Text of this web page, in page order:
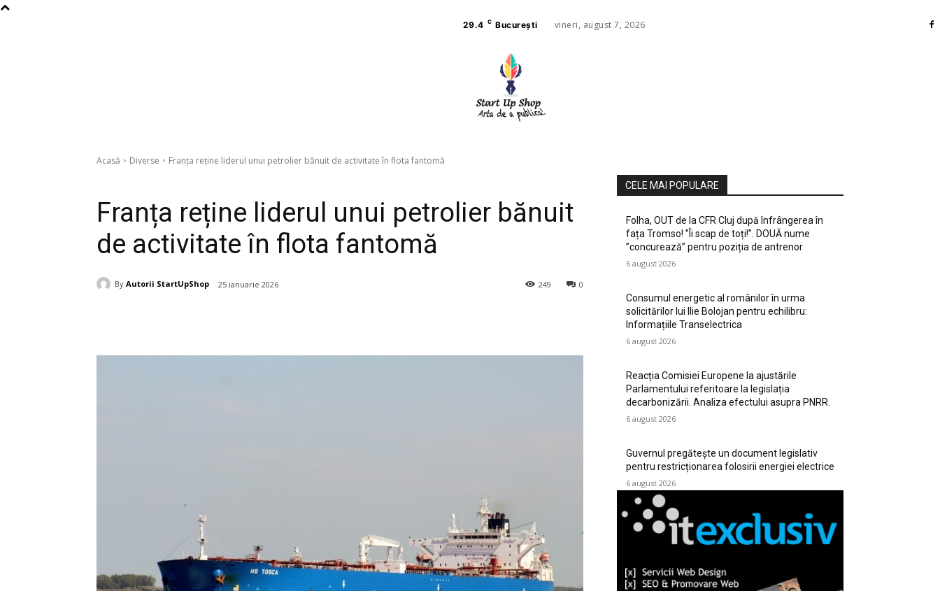
29.4 C București vineri, august 7, 2026
Acasă Diverse Franța reține liderul unui petrolier bănuit de activitate în flota fantomă
Franța reține liderul unui petrolier bănuit
de activitate în flota fantomă
By Autorii StartUpShop 25 ianuarie 2026 0
249
CELE MAI POPULARE
Folha, OUT de la CFR Cluj după înfrângerea în
fața Tromso! ”Îi scap de toți!”. DOUĂ nume
”concurează” pentru poziția de antrenor
6 august 2026
Consumul energetic al românilor în urma
solicitărilor lui Ilie Bolojan pentru echilibru:
Informațiile Transelectrica
6 august 2026
Reacția Comisiei Europene la ajustările
Parlamentului referitoare la legislația
decarbonizării. Analiza efectului asupra PNRR.
6 august 2026
Guvernul pregătește un document legislativ
pentru restricționarea folosirii energiei electrice
6 august 2026